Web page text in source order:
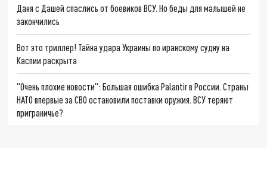
Даня с Дашей спаслись от боевиков ВСУ. Но беды для малышей не
закончились
Вот это триллер! Тайна удара Украины по иранскому судну на
Каспии раскрыта
"Очень плохие новости": Большая ошибка Palantir в России. Страны
НАТО впервые за СВО остановили поставки оружия. ВСУ теряют
приграничье?